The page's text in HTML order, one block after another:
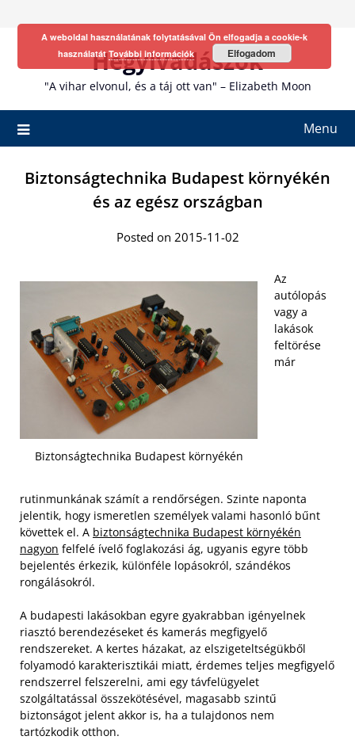
Hegyivadászok
"A vihar elvonul, és a táj ott van" – Elizabeth Moon
Menu
Biztonságtechnika Budapest környékén
és az egész országban
Posted on 2015-11-02
Biztonságtechnika Budapest környékén
Az
autólopás
vagy a
lakások
feltörése
már
rutinmunkának számít a rendőrségen. Szinte naponta
jelentik, hogy ismeretlen személyek valami hasonló bűnt
követtek el. A biztonságtechnika Budapest környékén
nagyon felfelé ívelő foglakozási ág, ugyanis egyre több
bejelentés érkezik, különféle lopásokról, szándékos
rongálásokról.
A budapesti lakásokban egyre gyakrabban igényelnek
riasztó berendezéseket és kamerás megfigyelő
rendszereket. A kertes házakat, az elszigeteltségükből
folyamodó karakterisztikái miatt, érdemes teljes megfigyelő
rendszerrel felszerelni, ami egy távfelügyelet
szolgáltatással összekötésével, magasabb szintű
biztonságot jelent akkor is, ha a tulajdonos nem
tartózkodik otthon.
A weboldal használatának folytatásával Ön elfogadja a cookie-k
használatátTovábbi információk Elfogadom